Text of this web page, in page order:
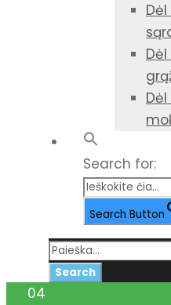
Search for:
Search Button
04